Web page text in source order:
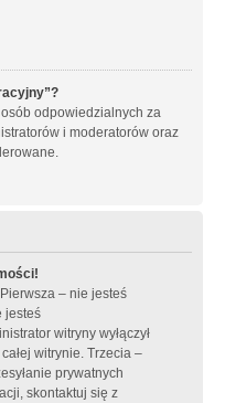
odpowiedzialnych za
i moderatorów oraz
– nie jesteś
jesteś
witryny wyłączył
witrynie. Trzecia –
prywatnych
skontaktuj się z